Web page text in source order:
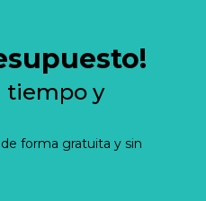
tiempo y
forma gratuita y sin